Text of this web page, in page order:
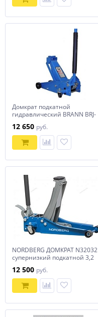
Домкрат подкатной
гидравлический BRANN BRJ-
12 650 руб.
NORDBERG ДОМКРАТ N32032
супернизкий подкатной 3,2
12 500 руб.